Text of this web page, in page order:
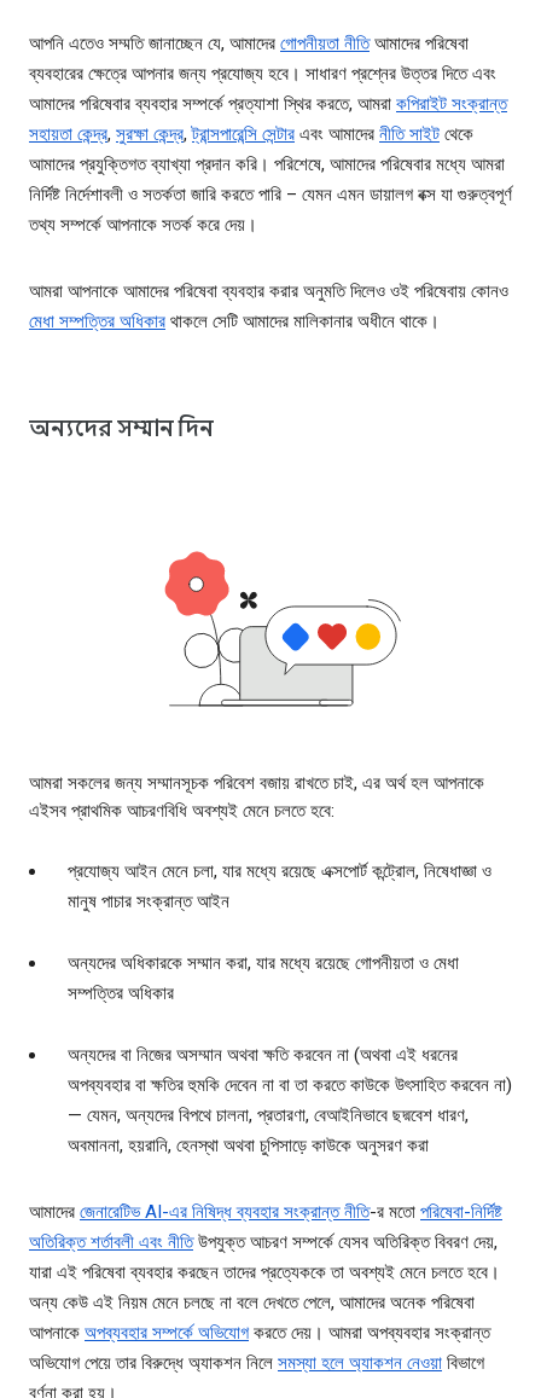
আপনি এতেও সম্মতি জানাচ্ছেন যে, আমাদের গোপনীয়তা নীতিআমাদের পরিষেবা
ব্যবহারের ক্ষেত্রে আপনার জন্য প্রযোজ্য হবে। সাধারণ প্রশ্নের উত্তর দিতে এবং
আমাদের পরিষেবার ব্যবহার সম্পর্কে প্রত্যাশা স্থির করতে, আমরা কপিরাইট সংক্রান্ত
সহায়তা কেন্দ্র, সুরক্ষা কেন্দ্র,ট্রান্সপারেন্সি সেন্টার এবং আমাদের নীতি সাইট থেকে
আমাদের প্রযুক্তিগত ব্যাখ্যা প্রদান করি। পরিশেষে, আমাদের পরিষেবার মধ্যে আমরা
নির্দিষ্ট নির্দেশাবলী ও সতর্কতা জারি করতে পারি – যেমন এমন ডায়ালগ বক্স যা গুরুত্বপূর্ণ
তথ্য সম্পর্কে আপনাকে সতর্ক করে দেয়।
আমরা আপনাকে আমাদের পরিষেবা ব্যবহার করার অনুমতি দিলেও ওই পরিষেবায় কোনও
মেধা সম্পত্তির অধিকার থাকলে সেটি আমাদের মালিকানার অধীনে থাকে।
অন্যদের সম্মান দিন
আমরা সকলের জন্য সম্মানসূচক পরিবেশ বজায় রাখতে চাই, এর অর্থ হল আপনাকে
এইসব প্রাথমিক আচরণবিধি অবশ্যই মেনে চলতে হবে:
প্রযোজ্য আইন মেনে চলা, যার মধ্যে রয়েছে এক্সপোর্ট কন্ট্রোল, নিষেধাজ্ঞা ও
মানুষ পাচার সংক্রান্ত আইন
অন্যদের অধিকারকে সম্মান করা, যার মধ্যে রয়েছে গোপনীয়তা ও মেধা
সম্পত্তির অধিকার
অন্যদের বা নিজের অসম্মান অথবা ক্ষতি করবেন না (অথবা এই ধরনের
অপব্যবহার বা ক্ষতির হুমকি দেবেন না বা তা করতে কাউকে উৎসাহিত করবেন না)
— যেমন, অন্যদের বিপথে চালনা, প্রতারণা, বেআইনিভাবে ছদ্মবেশ ধারণ,
অবমাননা, হয়রানি, হেনস্থা অথবা চুপিসাড়ে কাউকে অনুসরণ করা
আমাদের জেনারেটিভ AI-এর নিষিদ্ধ ব্যবহার সংক্রান্ত নীতি-র মতো পরিষেবা-নির্দিষ্ট
অতিরিক্ত শর্তাবলী এবং নীতিউপযুক্ত আচরণ সম্পর্কে যেসব অতিরিক্ত বিবরণ দেয়,
যারা এই পরিষেবা ব্যবহার করছেন তাদের প্রত্যেককে তা অবশ্যই মেনে চলতে হবে।
অন্য কেউ এই নিয়ম মেনে চলছে না বলে দেখতে পেলে, আমাদের অনেক পরিষেবা
আপনাকে অপব্যবহার সম্পর্কে অভিযোগ করতে দেয়। আমরা অপব্যবহার সংক্রান্ত
অভিযোগ পেয়ে তার বিরুদ্ধে অ্যাকশন নিলে সমস্যা হলে অ্যাকশন নেওয়া বিভাগে
বর্ণনা করা হয়।